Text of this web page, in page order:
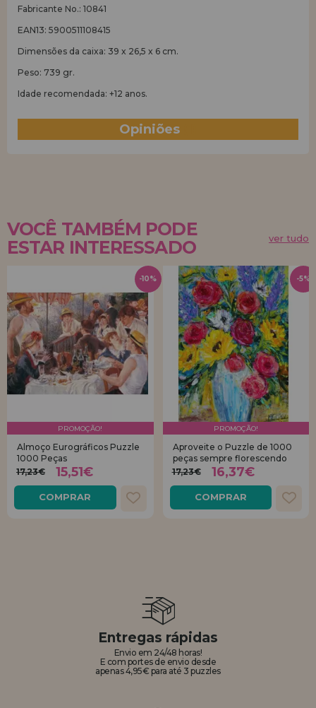
Fabricante No.: 10841
EAN13: 5900511108415
Dimensões da caixa: 39 x 26,5 x 6 cm.
Peso: 739 gr.
Idade recomendada: +12 anos.
Opiniões
VOCÊ TAMBÉM PODE
ESTAR INTERESSADO
ver tudo
PROMOÇÃO!
Almoço Eurográficos Puzzle
1000 Peças
17,23€
15,51€
COMPRAR
-10%
PROMOÇÃO!
Aproveite o Puzzle de 1000
peças sempre florescendo
17,23€
16,37€
COMPRAR
-5%
Entregas rápidas
Envio em 24/48 horas!
E com portes de envio desde
apenas 4,95€ para até 3 puzzles